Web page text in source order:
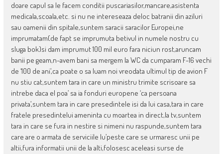
doare capul sa le facem conditii puscariasilor,mancare,asistenta
medicala,scoala,etc. si nu ne intereseaza deloc batranii din aziluri
sau oamenii din spitale,suntem saracii saracilor Europei,ne
imprumatam(de fapt se imprumuta betivul in numele nostru cu
sluga bok)si dam imprumut 100 mil euro fara niciun rost,aruncam
banii pe geam,n-avem bani sa mergem la WC da cumparam F-16 vechi
de ‘100 de ani’,ca poate o sa luam noi vreodata ultimul tip de avion F
nu stiu cat,suntem tara in care un ministru trimite scrisoare sa
intrebe daca el poa’ sa ia fonduri europene ‘ca persoana
privata’,suntem tara in care presedintele isi da lui casa,tara in care
fratele presedintelui ameninta cu moartea in direct,la tv,suntem
tara in care se fura in nestire si nimeni nu raspunde,suntem tara
care are o armata de serviciile lu’peste care se urmaresc unii pe
altii,fura informatii unii de la alti,folosesc aceleasi surse de